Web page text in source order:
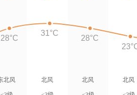
北风 北风 北风 北风
28°C
31°C
28°C